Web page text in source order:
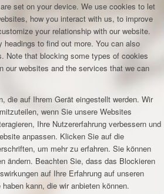
set on your device. We use cookies to let
how you interact with us, to improve
your relationship with our website.
headings to find out more. You can also
Note that blocking some types of cookies
our websites and the services that we can
die auf Ihrem Gerät eingestellt werden. Wir
wenn Sie unsere Websites
Ihre Nutzererfahrung verbessern und
anpassen. Klicken Sie auf die
um mehr zu erfahren. Sie können
ändern. Beachten Sie, dass das Blockieren
auf Ihre Erfahrung auf unseren
kann, die wir anbieten können.